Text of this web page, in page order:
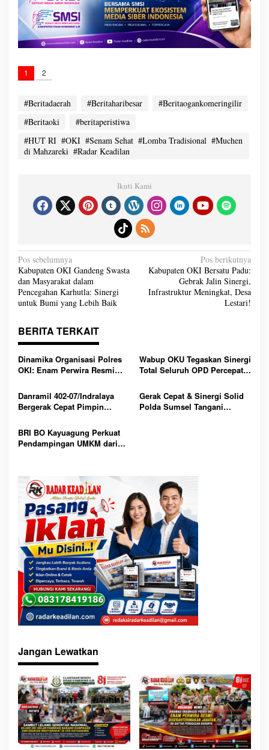
1 2
#Beritadaerah #Beritaharibesar
#Beritaogankomeringilir
#Beritaoki
#beritaperistiwa
#HUT RI ​ #OKI ​ #Senam Sehat ​ #Lomba Tradisional ​ #Muchen
di Mahzareki ​ #Radar Keadilan
Ikuti Kami
N
a
v
i
g
a
s
o
s
Pos sebelumnya
Kabupaten OKI Gandeng Swasta
dan Masyarakat dalam
Pencegahan Karhutla: Sinergi
untuk Bumi yang Lebih Baik
Pos berikutnya
Kabupaten OKI Bersatu Padu:
Gebrak Jalin Sinergi,
Infrastruktur Meningkat, Desa
Lestari!
BERITA TERKAIT
Dinamika Organisasi Polres
OKI: Enam Perwira Resmi
Daftar Penugasan Barunya
Wabup OKU Tegaskan Sinergi
Total Seluruh OPD Percepat
Lewat Program Strategis 3
Juta Rumah
Danramil 402-07/Indralaya
Bergerak Cepat Pimpin
Kebakaran Lahan di Ogan Ilir
Gerak Cepat & Sinergi Solid
Polda Sumsel Tangani
BRI BO Kayuagung Perkuat
Pendampingan UMKM dari
Ekonomi Kerakyatan
Jangan Lewatkan